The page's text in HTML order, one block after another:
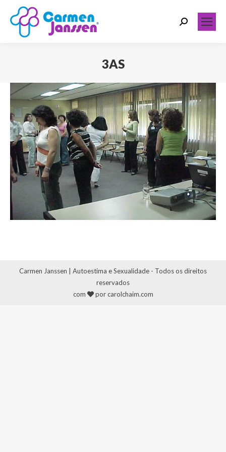
Search:
3AS
Carmen Janssen | Autoestima e Sexualidade - Todos os direitos
reservados
com
por carolchaim.com